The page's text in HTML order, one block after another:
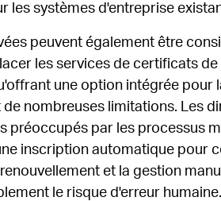
les systèmes d'entreprise
peuvent également être
les services de certificats
une option intégrée
de nombreuses limitations. Les
préoccupés par les processus
inscription automatique pour
et la gestion
le risque d'erreur humaine.